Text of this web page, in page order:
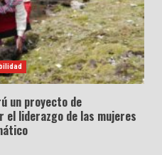
un proyecto de
liderazgo de las mujeres